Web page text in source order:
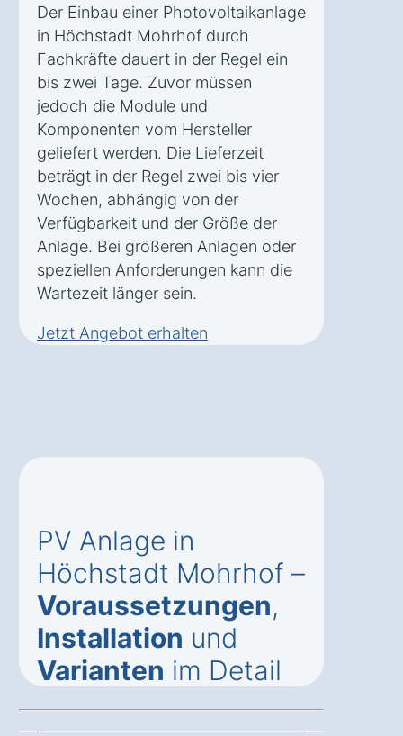
Der Einbau einer Photovoltaikanlage
in Höchstadt Mohrhof durch
Fachkräfte dauert in der Regel ein
bis zwei Tage. Zuvor müssen
jedoch die Module und
Komponenten vom Hersteller
geliefert werden. Die Lieferzeit
beträgt in der Regel zwei bis vier
Wochen, abhängig von der
Verfügbarkeit und der Größe der
Anlage. Bei größeren Anlagen oder
speziellen Anforderungen kann die
Wartezeit länger sein.
Jetzt Angebot erhalten
PV Anlage in
Höchstadt Mohrhof –
Voraussetzungen,
Installation und
Varianten im Detail